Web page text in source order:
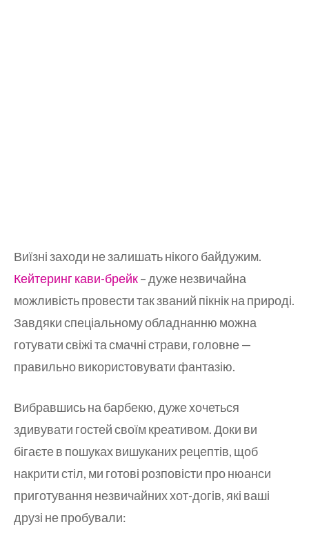
Виїзні заходи не залишать нікого байдужим.
Кейтеринг кави-брейк– дуже незвичайна
можливість провести так званий пікнік на природі.
Завдяки спеціальному обладнанню можна
готувати свіжі та смачні страви, головне —
правильно використовувати фантазію.
Вибравшись на барбекю, дуже хочеться
здивувати гостей своїм креативом. Доки ви
бігаєте в пошуках вишуканих рецептів, щоб
накрити стіл, ми готові розповісти про нюанси
приготування незвичайних хот-догів, які ваші
друзі не пробували: